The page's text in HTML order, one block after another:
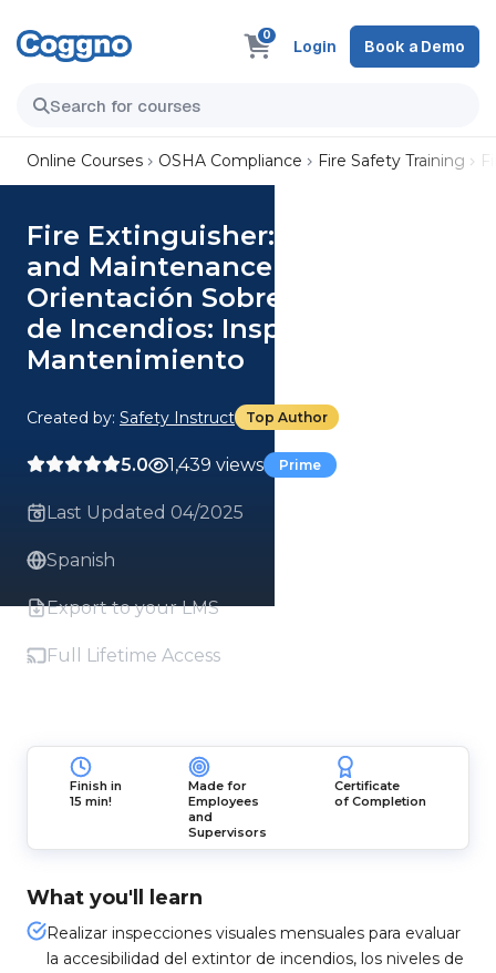
0
Login Book a Demo
Online Courses OSHA Compliance Fire Safety Training
Fire Extinguisher: Inspection
and Maintenance (Spanish)
Orientación Sobre Extintores
de Incendios: Inspección y
Mantenimiento
Created by: Safety Instruct Top Author
5.0 1,439 views Prime
Last Updated 04/2025
Spanish
Export to your LMS
Full Lifetime Access
Finish in
15 min!
Made for
Employees
and
Supervisors
Certificate
of Completion
What you'll learn
Realizar inspecciones visuales mensuales para evaluar
la accesibilidad del extintor de incendios, los niveles de